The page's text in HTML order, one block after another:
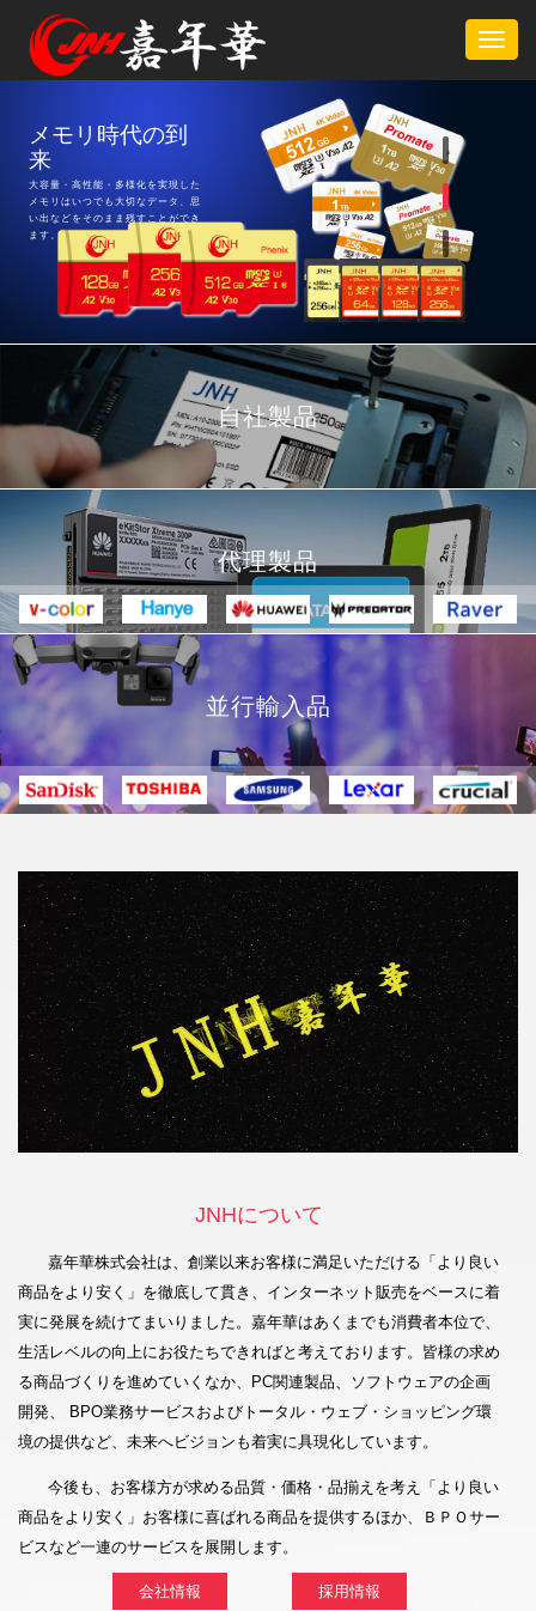
嘉年華株式会社
嘉年華株式会社は、2006年の創業
以来、「より良い商品をより安く」
をモットーに常に前向きの経営方針
を推進しております。お客様に信頼
されるパートナーを目指し一層の努
力を重ねてまいります。
メモリ時代の到
来
大容量・高性能・多様化を実現した
メモリはいつでも大切なデータ、思
い出などをそのまま残すことができ
ます。
多様データを手
軽に運ぶ時代
映像・音声・データを一瞬で移動で
き、ビジネスシーンでも活躍できま
す！また、すばやくお届け出来るよ
う出荷業務を改善しています。14
時までのご注文は最短翌日お届け！
自社製品
代理製品
並行輸入品
JNHについて
嘉年華株式会社は、創業以来お客様に満足いただける「より良い
商品をより安く」を徹底して貫き、インターネット販売をベースに着
実に発展を続けてまいりました。嘉年華はあくまでも消費者本位で、
生活レベルの向上にお役たちできればと考えております。皆様の求め
る商品づくりを進めていくなか、PC関連製品、ソフトウェアの企画
開発、 BPO業務サービスおよびトータル・ウェブ・ショッピング環
境の提供など、未来へビジョンも着実に具現化しています。
今後も、お客様方が求める品質・価格・品揃えを考え「より良い
商品をより安く」お客様に喜ばれる商品を提供するほか、ＢＰＯサー
ビスなど一連のサービスを展開します。
会社情報 採用情報